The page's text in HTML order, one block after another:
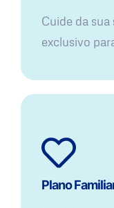
Cuide da
exclusivo
Plano